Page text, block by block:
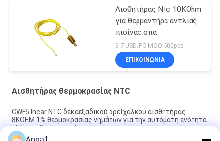
Αισθητήρας Ntc 10KOhm
για θερμαντήρα αντλίας
πισίνας σπα
3-7 USD/PC MOQ:500pcs
ΕΠΙΚΟΙΝΩΝΊΑ
Αισθητήρας θερμοκρασίας NTC
CWF5 Incar NTC δεκαεξαδικού ορείχαλκου αισθητήρας
8KOHM 1% θερμοκρασίας νημάτων για την αυτόματη ενότητα
ελέγχου θερμοκρασίας
Anna1